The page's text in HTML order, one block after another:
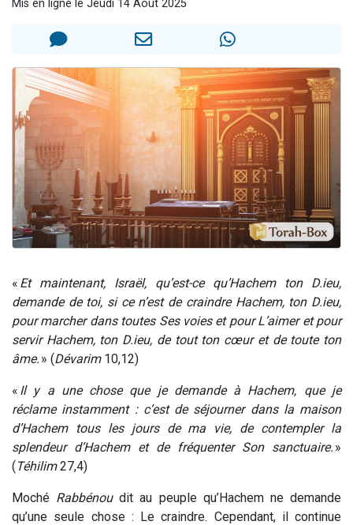
3 personnes viennent de faire un don pour 5 jours de vacances aux Orphelins
13 personnes viennent de demander une bénédiction
Mis en ligne le Jeudi 14 Août 2025
« Et maintenant, Israël, qu’est-ce qu’Hachem ton D.ieu,
demande de toi, si ce n’est de craindre Hachem, ton D.ieu,
pour marcher dans toutes Ses voies et pour L’aimer et pour
servir Hachem, ton D.ieu, de tout ton cœur et de toute ton
âme. » (Dévarim10,12)
« Il y a une chose que je demande à Hachem, que je
réclame instamment : c’est de séjourner dans la maison
d’Hachem tous les jours de ma vie, de contempler la
splendeur d’Hachem et de fréquenter Son sanctuaire. »
(Téhilim27,4)
Moché Rabbénoudit au peuple qu’Hachem ne demande
qu’une seule chose : Le craindre. Cependant, il continue